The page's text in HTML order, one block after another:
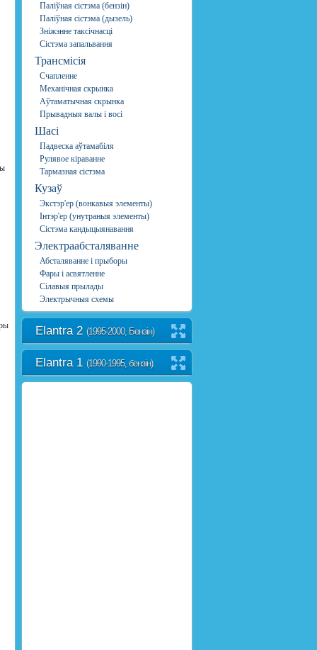
Паліўная сістэма (бензін)
Паліўная сістэма (дызель)
Зніжэнне таксічнасці
Сістэма запальвання
Трансмісія
Счапленне
Механічная скрынка
Аўтаматычная скрынка
Прывадныя валы і восі
Шасі
Падвеска аўтамабіля
Рулявое кіраванне
Тармазная сістэма
Кузаў
Экстэр'ер (вонкавыя элементы)
Інтэр'ер (унутраныя элементы)
Сістэма кандыцыянавання
Электраабсталяванне
Абсталяванне і прыборы
Фары і асвятленне
Сілавыя прылады
Электрычныя схемы
Elantra 2 (1995-2000, Бензін)
Elantra 1 (1990-1995, бензін)